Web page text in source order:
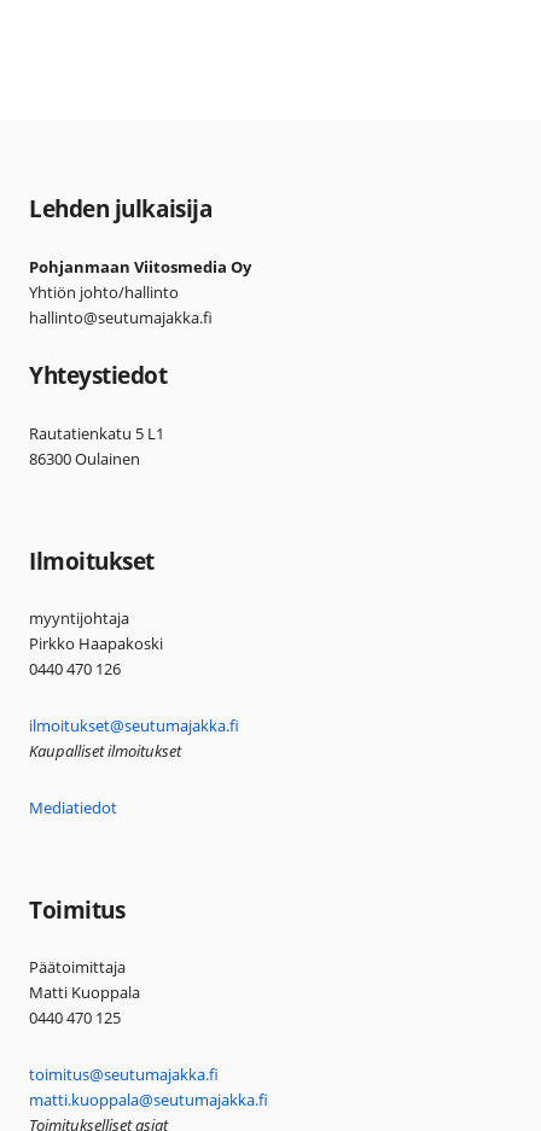
Lehden julkaisija
Pohjanmaan Viitosmedia Oy
Yhtiön johto/hallinto
hallinto@seutumajakka.fi
Yhteystiedot
Rautatienkatu 5 L1
86300 Oulainen
Ilmoitukset
myyntijohtaja
Pirkko Haapakoski
0440 470 126
ilmoitukset@seutumajakka.fi
Kaupalliset ilmoitukset
Mediatiedot
Toimitus
Päätoimittaja
Matti Kuoppala
0440 470 125
toimitus@seutumajakka.fi
matti.kuoppala@seutumajakka.fi
Toimitukselliset asiat